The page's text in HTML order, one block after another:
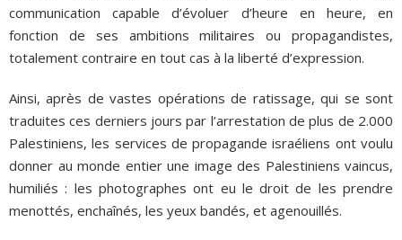
communication capable d’évoluer d’heure en heure, en
fonction de ses ambitions militaires ou propagandistes,
totalement contraire en tout cas à la liberté d’expression.
Ainsi, après de vastes opérations de ratissage, qui se sont
traduites ces derniers jours par l’arrestation de plus de 2.000
Palestiniens, les services de propagande israéliens ont voulu
donner au monde entier une image des Palestiniens vaincus,
humiliés : les photographes ont eu le droit de les prendre
menottés, enchaînés, les yeux bandés, et agenouillés.